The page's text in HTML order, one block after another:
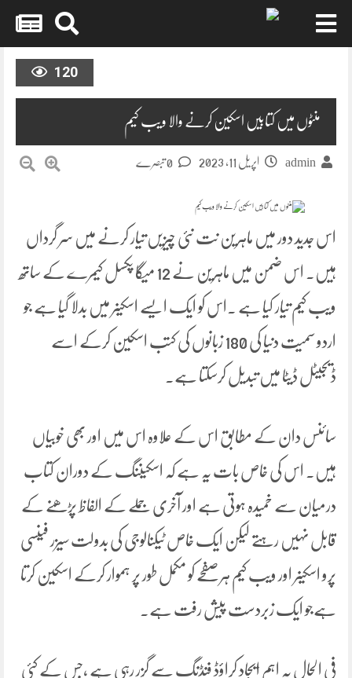
120
منٹوں میں کتابیں اسکین کرنے والا ویب کیم
admin اپریل 11, 2023
اس جدید دور میں ماہرین نت نئی چیزیں تیار کرنے میں سر گرداں
ہیں۔ اس ضمن میں ماہرین نے 12 میگا پکسل کیمرے کے ساتھ
ویب کیم تیار کیا ہے ۔اس کو ایک ایسے اسکینر میں بدلا گیا ہے جو
اردو سمیت دنیا کی 180 زبانوں کی کتب اسکین کرکے اسے
ڈیجیٹل ڈیٹا میں تبدیل کرسکتا ہے۔
سائنس دان کے مطابق اس کے علاوہ اس میں اور بھی خوبیاں
ہیں۔ اس کی خاص بات یہ ہے کہ اسکیننگ کے دوران کتاب
درمیان سے خمیدہ ہوتی ہے اور آخری جملے کے الفاظ پڑھنے کے
قابل نہیں رہتے لیکن ایک خاص ٹیکنالوجی کی بدولت سیزر فینسی
پرو اسکینر اور ویب کیم ہر صفحے کو مکمل طور پر ہموار کرکے اسکین کرتا
ہےجو ایک زبردست پیش رفت ہے۔
فی الحال یہ اہم ایجاد کراؤڈ فنڈنگ سے گزر رہی ہے ،جس کے کئی